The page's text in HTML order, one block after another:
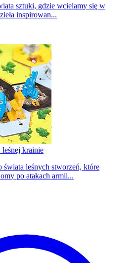
sztuki, gdzie wcielamy się w
inspirowan...
krainie
świata leśnych stworzeń, które
po atakach armii...